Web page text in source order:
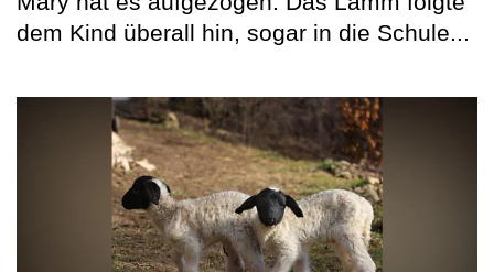
dem Kind überall hin, sogar in die Schule...